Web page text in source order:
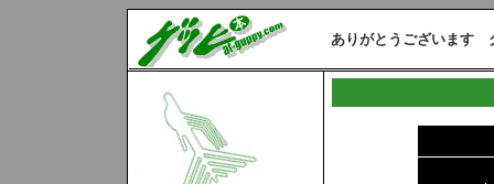
ありがとうございます